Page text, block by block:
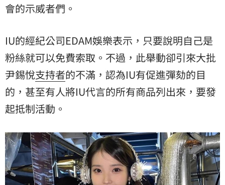
會的示威者們。
IU的經紀公司EDAM娛樂表示，只要說明自己是
粉絲就可以免費索取。不過，此舉動卻引來大批
尹錫悅支持者的不滿，認為IU有促進彈劾的目
的，甚至有人將IU代言的所有商品列出來，要發
起抵制活動。